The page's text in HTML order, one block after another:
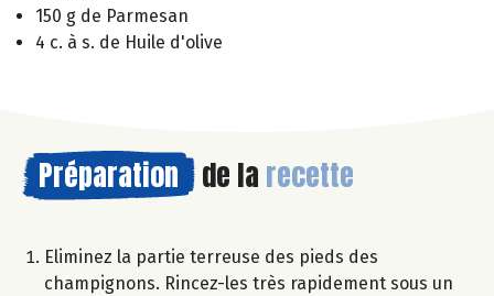
150 g de Parmesan
4 c. à s. de Huile d'olive
Préparation de la recette
Eliminez la partie terreuse des pieds des
champignons. Rincez-les très rapidement sous un